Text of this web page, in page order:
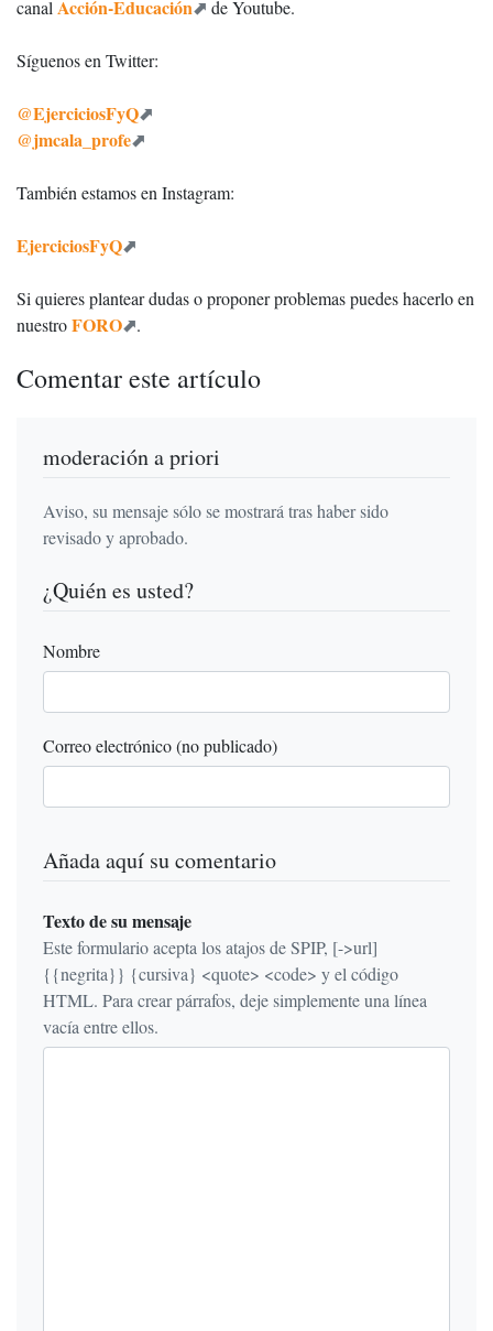
canal Acción-Educación de Youtube.
Síguenos en Twitter:
@EjerciciosFyQ
@jmcala_profe
También estamos en Instagram:
EjerciciosFyQ
Si quieres plantear dudas o proponer problemas puedes hacerlo en
nuestroFORO .
Comentar este artículo
moderación a priori
Aviso, su mensaje sólo se mostrará tras haber sido
revisado y aprobado.
¿Quién es usted?
Nombre
Correo electrónico (no publicado)
Añada aquí su comentario
Texto de su mensaje
Este formulario acepta los atajos de SPIP, [->url]
{{negrita}} {cursiva} <quote> <code> y el código
HTML. Para crear párrafos, deje simplemente una línea
vacía entre ellos.